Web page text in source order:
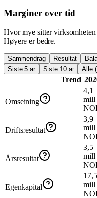
Marginer over tid
Hvor mye sitter
Høyere er bedre.
Sammendrag Resultat
Siste 5 år
Siste 10 år Alle
Trend
Omsetning
4,1
mill
Driftsresultat
3,9
mill
Årsresultat
3,5
mill
Egenkapital
17,5
mill